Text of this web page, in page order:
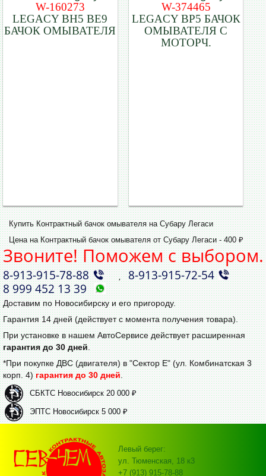
W-160273
LEGACY BH5 BE9
БАЧОК ОМЫВАТЕЛЯ
W-374465
LEGACY BP5 БАЧОК
ОМЫВАТЕЛЯ С
МОТОРЧ.
Купить Контрактный бачок омывателя на Субару Легаси
Цена на Контрактный бачок омывателя от Субару Легаси - 400 ₽
Звоните! Поможем с выбором.
8‑913‑915‑78‑88 ,8‑913‑915‑72‑54
8 999 452 13 39
Доставим по Новосибирску и его пригороду.
Гарантия 14 дней (действует с момента получения товара).
При установке в нашем АвтоСервисе действует расширенная
гарантия до 30 дней.
*При покупке ДВС (двигателя) в "Сектор Е" (ул. Комбинатская 3
корп. 4)гарантия до 30 дней.
СБКТС Новосибирск 20 000 ₽
ЭПТС Новосибирск 5 000 ₽
Левый берег:
ул. Тюменская, 18 к3
+7 (913) 915-78-88